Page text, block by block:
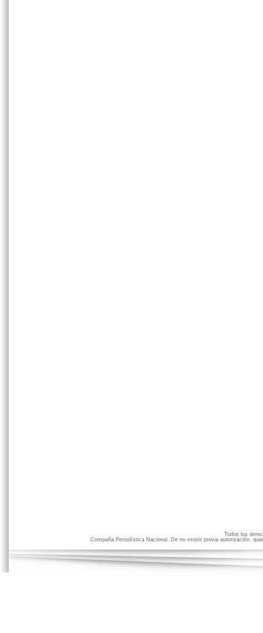
Todos los
Compaña Periodística Nacional. De no existir previa autorización,